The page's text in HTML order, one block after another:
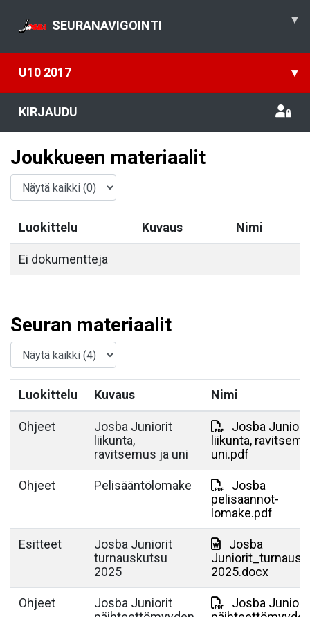
SEURANAVIGOINTI ▾
U10 2017 ▾
KIRJAUDU
Joukkueen materiaalit
Luokittelu Kuvaus Nimi
Ei dokumentteja
Seuran materiaalit
Luokittelu Kuvaus Nimi
Ohjeet
Josba Juniorit
liikunta,
ravitsemus ja uni
Josba Juniorit
liikunta,
uni.pdf
Ohjeet Pelisääntölomake
Josba
pelisaannot-
lomake.pdf
Esitteet
Josba Juniorit
turnauskutsu
2025
Josba
2025.docx
Ohjeet
Josba Juniorit
Josba Juniorit